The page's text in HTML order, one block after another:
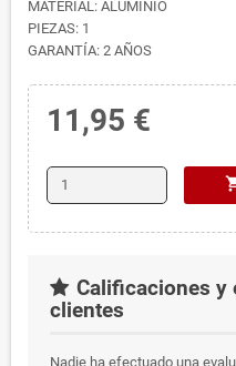
MATERIAL: ALUMINIO
PIEZAS: 1
GARANTÍA: 2 AÑOS
11,95 €
Calificaciones y
clientes
Nadie ha efectuado una